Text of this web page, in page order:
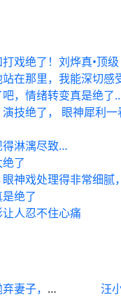
戏绝了！刘烨真•顶级
在那里，我能深切
，情绪转变真是绝了
技绝了， 眼神犀利
得淋漓尽致…
了
神戏处理得非常细腻
绝了
人忍不住心痛
弘一法师慈悲于世人，却为出家抛弃妻子，出家后妻子：为何独伤我